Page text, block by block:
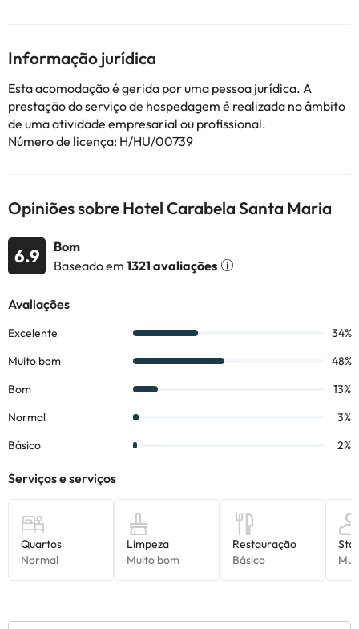
sóis.
Alguns dos serviços indicados podem ter custos adicionais. Pode
consultar os respetivos preços diretamente junto do alojamento.
Todas as informações desta página estão sujeitas a alterações
por parte do alojamento. Se tiver alguma dúvida, contacte-nos.
Informação jurídica
Esta acomodação é gerida por uma pessoa jurídica. A
prestação do serviço de hospedagem é realizada no âmbito
de uma atividade empresarial ou profissional.
Número de licença: H/HU/00739
Opiniões sobre Hotel Carabela Santa Maria
6.9
Bom
Baseado em 1321 avaliações